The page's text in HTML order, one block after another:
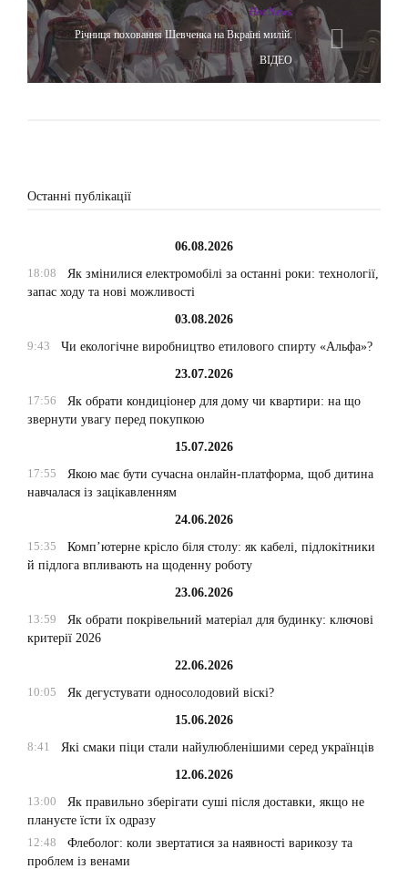
Hot News
Річниця поховання Шевченка на Вкраїні милій.
ВІДЕО
Останні публікації
06.08.2026
18:08
Як змінилися електромобілі за останні роки: технології,
запас ходу та нові можливості
03.08.2026
9:43
Чи екологічне виробництво етилового спирту «Альфа»?
23.07.2026
17:56
Як обрати кондиціонер для дому чи квартири: на що
звернути увагу перед покупкою
15.07.2026
17:55
Якою має бути сучасна онлайн-платформа, щоб дитина
навчалася із зацікавленням
24.06.2026
15:35
Комп’ютерне крісло біля столу: як кабелі, підлокітники
й підлога впливають на щоденну роботу
23.06.2026
13:59
Як обрати покрівельний матеріал для будинку: ключові
критерії 2026
22.06.2026
10:05
Як дегустувати односолодовий віскі?
15.06.2026
8:41
Які смаки піци стали найулюбленішими серед українців
12.06.2026
13:00
Як правильно зберігати суші після доставки, якщо не
плануєте їсти їх одразу
12:48
Флеболог: коли звертатися за наявності варикозу та
проблем із венами